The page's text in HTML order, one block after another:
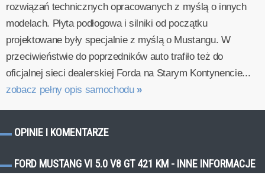
rozwiązań technicznych opracowanych z myślą o innych
modelach. Płyta podłogowa i silniki od początku
projektowane były specjalnie z myślą o Mustangu. W
przeciwieństwie do poprzedników auto trafiło też do
oficjalnej sieci dealerskiej Forda na Starym Kontynencie...
zobacz pełny opis samochodu »
OPINIE I KOMENTARZE
FORD MUSTANG VI 5.0 V8 GT 421 KM - INNE INFORMACJE